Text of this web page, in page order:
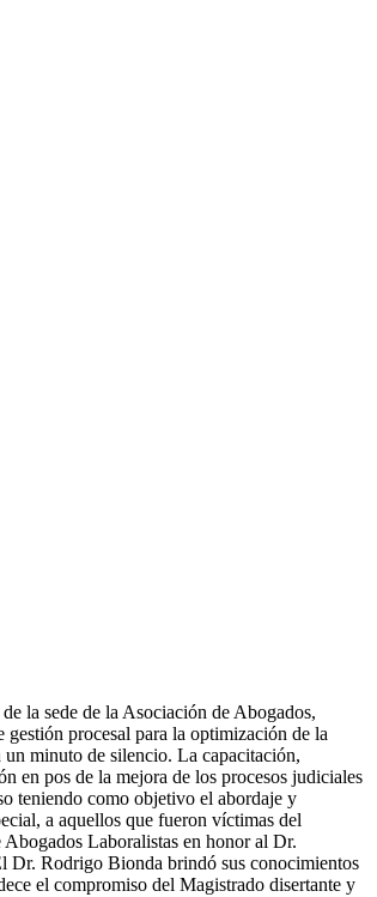
la sede de la Asociación de Abogados,
procesal para la optimización de la
minuto de silencio. La capacitación,
en pos de la mejora de los procesos judiciales
teniendo como objetivo el abordaje y
a aquellos que fueron víctimas del
Laboralistas en honor al Dr.
Dr. Rodrigo Bionda brindó sus conocimientos
el compromiso del Magistrado disertante y